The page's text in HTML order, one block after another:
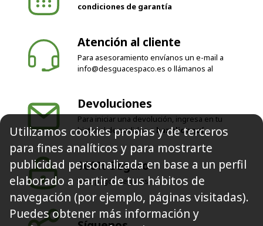
condiciones de garantía
Atención al cliente
Para asesoramiento envíanos un e-mail a
info@desguacespaco.es o llámanos al
Devoluciones
Para iniciar una devolución, ingresa en tu
historial de pedidos o haz clic aquí
100% Seguro
Solo pagos seguros
Utilizamos cookies propias y de terceros
para fines analíticos y para mostrarte
publicidad personalizada en base a un perfil
elaborado a partir de tus hábitos de
navegación (por ejemplo, páginas visitadas).
Puedes obtener más información y